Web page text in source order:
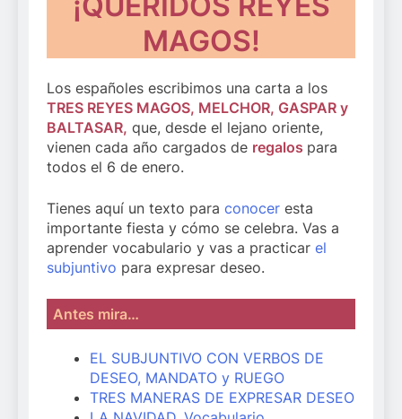
MAGOS!
Los españoles escribimos una carta a los
TRES REYES MAGOS, MELCHOR, GASPAR y
BALTASAR, que, desde el lejano oriente,
vienen cada año cargados de regalos para
todos el 6 de enero.
Tienes aquí un texto para conocer esta
importante fiesta y cómo se celebra. Vas a
aprender vocabulario y vas a practicar el
subjuntivo para expresar deseo.
Antes mira…
EL SUBJUNTIVO CON VERBOS DE
DESEO, MANDATO y RUEGO
TRES MANERAS DE EXPRESAR DESEO